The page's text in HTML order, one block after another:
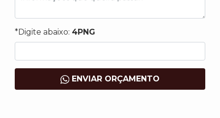
*Digite abaixo: 4PNG
ENVIAR ORÇAMENTO